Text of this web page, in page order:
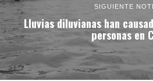
SIGUIENTE
Lluvias diluvianas han
personas en